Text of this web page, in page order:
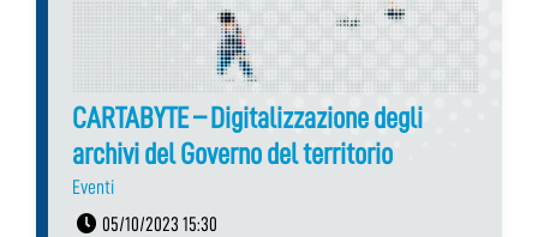
CARTABYTE – Digitalizzazione degli
archivi del Governo del territorio
Eventi
05/10/2023 15:30